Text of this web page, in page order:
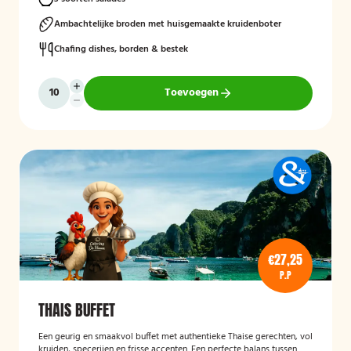
Ambachtelijke broden met huisgemaakte kruidenboter
Chafing dishes, borden & bestek
Toevoegen
€27,25
P.P
THAIS BUFFET
Een geurig en smaakvol buffet met authentieke Thaise gerechten, vol